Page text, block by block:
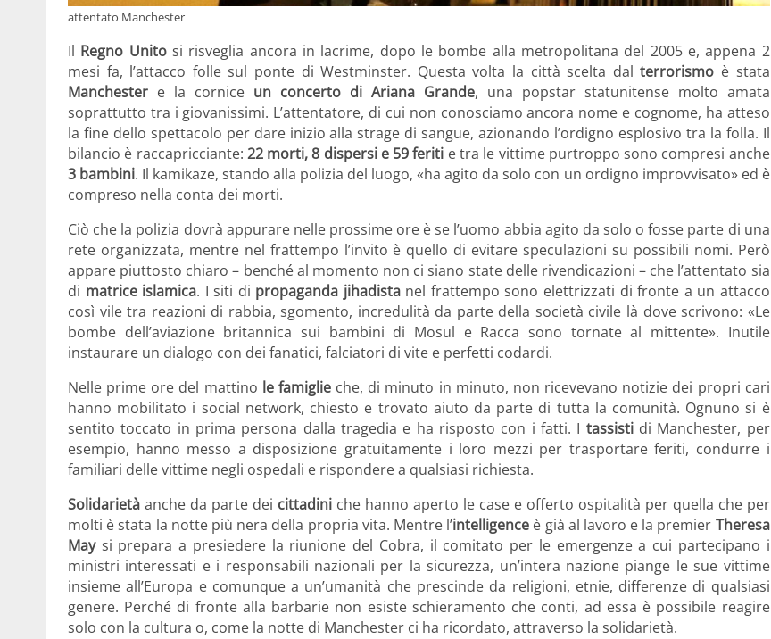
attentato Manchester
Il Regno Unitosi risveglia ancora in lacrime, dopo le bombe alla metropolitana del 2005 e, appena 2
mesi fa, l’attacco folle sul ponte di Westminster. Questa volta la città scelta dalterrorismo è stata
Manchester e la cornice un concerto di Ariana Grande, una popstar statunitense molto amata
soprattutto tra i giovanissimi. L’attentatore, di cui non conosciamo ancora nome e cognome, ha atteso
la fine dello spettacolo per dare inizio alla strage di sangue, azionando l’ordigno esplosivo tra la folla. Il
bilancio è raccapricciante: 22 morti, 8 dispersi e 59 feriti e tra le vittime purtroppo sono compresi anche
3 bambini. Il kamikaze, stando alla polizia del luogo, «ha agito da solo con un ordigno improvvisato» ed è
compreso nella conta dei morti.
Ciò che la polizia dovrà appurare nelle prossime ore è se l’uomo abbia agito da solo o fosse parte di una
rete organizzata, mentre nel frattempo l’invito è quello di evitare speculazioni su possibili nomi. Però
appare piuttosto chiaro – benché al momento non ci siano state delle rivendicazioni – che l’attentato sia
di matrice islamica. I siti di propaganda jihadistanel frattempo sono elettrizzati di fronte a un attacco
così vile tra reazioni di rabbia, sgomento, incredulità da parte della società civile là dove scrivono: «Le
bombe dell’aviazione britannica sui bambini di Mosul e Racca sono tornate al mittente». Inutile
instaurare un dialogo con dei fanatici, falciatori di vite e perfetti codardi.
Nelle prime ore del mattino le famiglieche, di minuto in minuto, non ricevevano notizie dei propri cari
hanno mobilitato i social network, chiesto e trovato aiuto da parte di tutta la comunità. Ognuno si è
sentito toccato in prima persona dalla tragedia e ha risposto con i fatti. I tassistidi Manchester, per
esempio, hanno messo a disposizione gratuitamente i loro mezzi per trasportare feriti, condurre i
familiari delle vittime negli ospedali e rispondere a qualsiasi richiesta.
Solidarietà anche da parte dei cittadiniche hanno aperto le case e offerto ospitalità per quella che per
molti è stata la notte più nera della propria vita. Mentre l’intelligence è già al lavoro e la premier Theresa
Maysi prepara a presiedere la riunione del Cobra, il comitato per le emergenze a cui partecipano i
ministri interessati e i responsabili nazionali per la sicurezza, un’intera nazione piange le sue vittime
insieme all’Europa e comunque a un’umanità che prescinde da religioni, etnie, differenze di qualsiasi
genere. Perché di fronte alla barbarie non esiste schieramento che conti, ad essa è possibile reagire
solo con la cultura o, come la notte di Manchester ci ha ricordato, attraverso la solidarietà.